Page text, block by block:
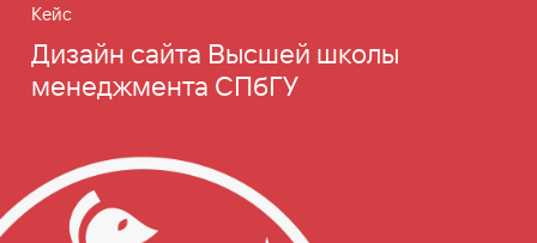
Кейс
Дизайн сайта Высшей школы
менеджмента СПбГУ